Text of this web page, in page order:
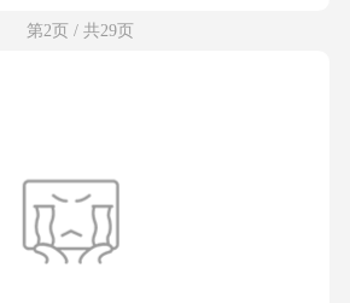
第2页 / 共29页